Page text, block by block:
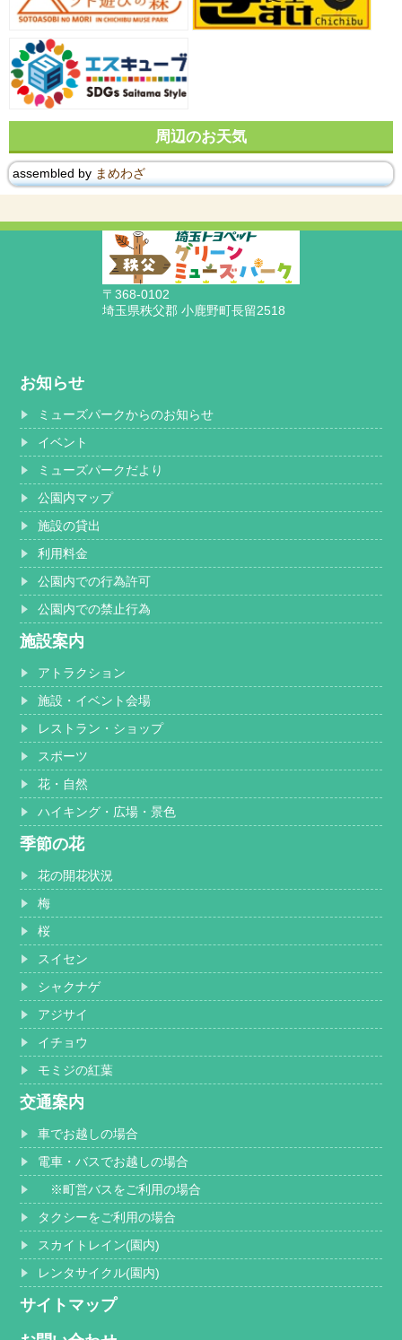
周辺のお天気
assembled by まめわざ
〒368-0102
埼玉県秩父郡 小鹿野町長留2518
お知らせ
ミューズパークからのお知らせ
イベント
ミューズパークだより
公園内マップ
施設の貸出
利用料金
公園内での行為許可
公園内での禁止行為
施設案内
アトラクション
施設・イベント会場
レストラン・ショップ
スポーツ
花・自然
ハイキング・広場・景色
季節の花
花の開花状況
梅
桜
スイセン
シャクナゲ
アジサイ
イチョウ
モミジの紅葉
交通案内
車でお越しの場合
電車・バスでお越しの場合
※町営バスをご利用の場合
タクシーをご利用の場合
スカイトレイン(園内)
レンタサイクル(園内)
サイトマップ